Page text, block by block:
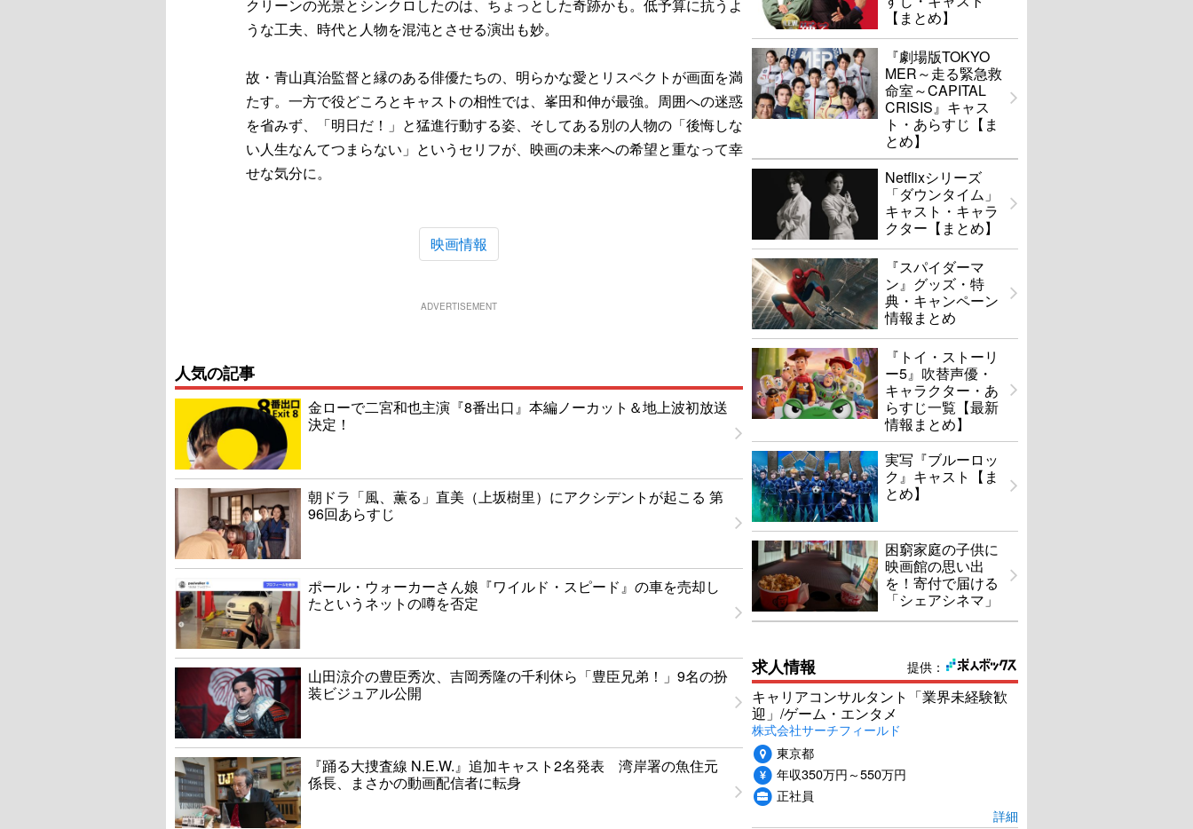
クリーンの光景とシンクロしたのは、ちょっとした奇跡かも。低予算に抗うよ
うな工夫、時代と人物を混沌とさせる演出も妙。
故・青山真治監督と縁のある俳優たちの、明らかな愛とリスペクトが画面を満
たす。一方で役どころとキャストの相性では、峯田和伸が最強。周囲への迷惑
を省みず、「明日だ！」と猛進行動する姿、そしてある別の人物の「後悔しな
い人生なんてつまらない」というセリフが、映画の未来への希望と重なって幸
せな気分に。
映画情報
ADVERTISEMENT
人気の記事
金ローで二宮和也主演『8番出口』本編ノーカット＆地上波初放送
決定！
朝ドラ「風、薫る」直美（上坂樹里）にアクシデントが起こる 第
96回あらすじ
ポール・ウォーカーさん娘『ワイルド・スピード』の車を売却し
たというネットの噂を否定
山田涼介の豊臣秀次、吉岡秀隆の千利休ら「豊臣兄弟！」9名の扮
装ビジュアル公開
『踊る大捜査線 N.E.W.』追加キャスト2名発表 湾岸署の魚住元
係長、まさかの動画配信者に転身
【まとめ】
『劇場版TOKYO
MER～走る緊急救
命室～CAPITAL
CRISIS』キャス
ト・あらすじ【ま
とめ】
Netflixシリーズ
「ダウンタイム」
キャスト・キャラ
クター【まとめ】
『スパイダーマ
ン』グッズ・特
典・キャンペーン
情報まとめ
『トイ・ストーリ
ー5』吹替声優・
キャラクター・あ
らすじ一覧【最新
情報まとめ】
実写『ブルーロッ
ク』キャスト【ま
とめ】
困窮家庭の子供に
映画館の思い出
を！寄付で届ける
「シェアシネマ」
提供：
求人情報
キャリアコンサルタント「業界未経験歓
迎」/ゲーム・エンタメ
株式会社サーチフィールド
東京都
年収350万円～550万円
正社員
詳細